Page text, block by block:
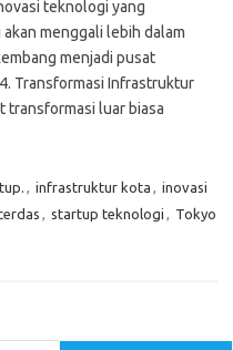
teknologi yang
menggali lebih dalam
menjadi pusat
Transformasi Infrastruktur
transformasi luar biasa
, infrastruktur kota , inovasi
, startup teknologi , Tokyo